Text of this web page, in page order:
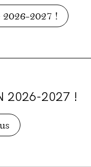
2027 !
2026-2027 !